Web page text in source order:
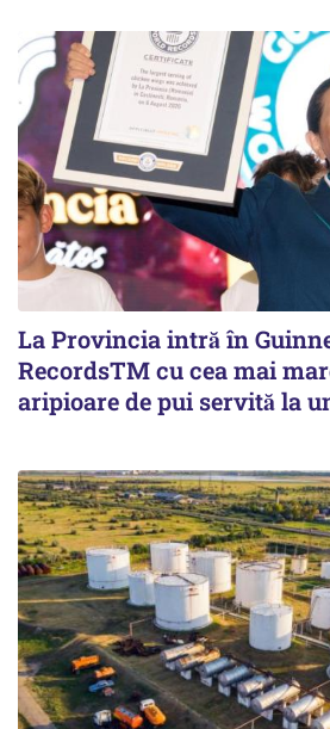
La Provincia intră în
RecordsTM cu cea mai
aripioare de pui servită la